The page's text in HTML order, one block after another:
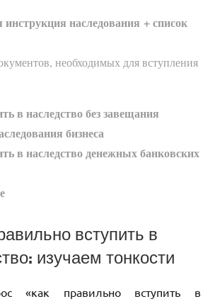
наследования + список
необходимых для вступления
в наследство без завещания
бизнеса
в наследство денежных банковских
вступить в
изучаем тонкости
«как правильно вступить в